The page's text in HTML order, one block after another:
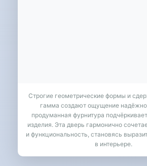
Строгие геометрические формы и
гамма создают ощущение
продуманная фурнитура
изделия. Эта дверь гармонично
и функциональность, становясь
в интерьере.